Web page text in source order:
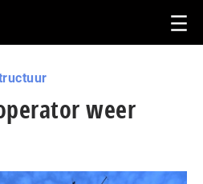
weer